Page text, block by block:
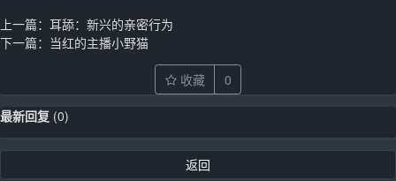
上一篇： 耳舔：新兴的亲密行为
下一篇： 当红的主播小野猫
收藏 0
最新回复 (0)
返回